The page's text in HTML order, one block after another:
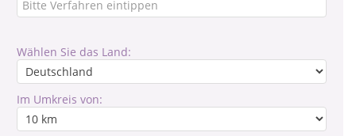
Wählen Sie das Land:
Im Umkreis von: